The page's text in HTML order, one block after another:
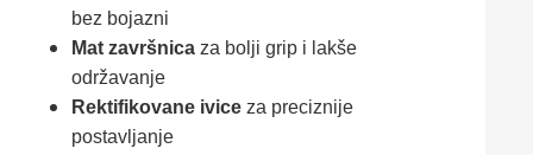
bez bojazni
Mat završnica za bolji grip i lakše
održavanje
Rektifikovane ivice za preciznije
postavljanje